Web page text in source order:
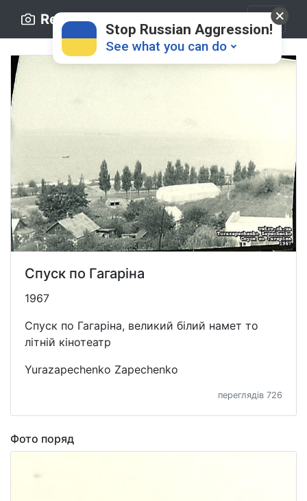
Retro.ck.ua
Спуск по Гагаріна
1967
Спуск по Гагаріна, великий білий намет то
літній кінотеатр
Yurazapechenko Zapechenko
переглядів 726
Фото поряд
Stop Russian Aggression!
See what you can do
Donate 💸
Support Ukraine ❤
Share this widget